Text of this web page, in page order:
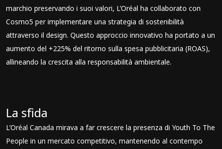
marchio preservando i suoi valori, L’Oréal ha collaborato con
Cosmo5 per implementare una strategia di sostenibilità
attraverso il design. Questo approccio innovativo ha portato a un
aumento del +225% del ritorno sulla spesa pubblicitaria (ROAS),
allineando la crescita alla responsabilità ambientale.
La sfida
L’Oréal Canada mirava a far crescere la presenza di Youth To The
People in un mercato competitivo, mantenendo al contempo